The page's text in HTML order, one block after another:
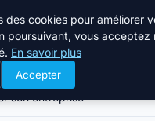
son entreprise
des cookies pour améliorer
poursuivant, vous
En savoir plus
Accepter